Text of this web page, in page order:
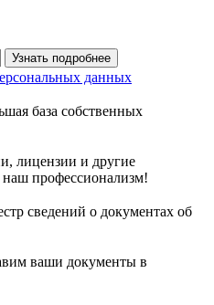
Узнать подробнее
данных
база собственных
лицензии и другие
профессионализм!
сведений о документах об
ваши документы в